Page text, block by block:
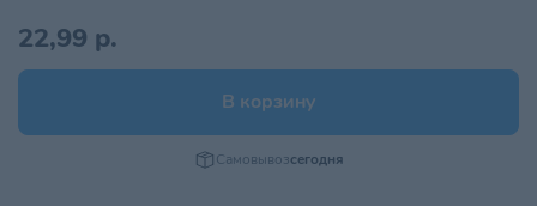
22,99 р.
В корзину
Самовывозсегодня